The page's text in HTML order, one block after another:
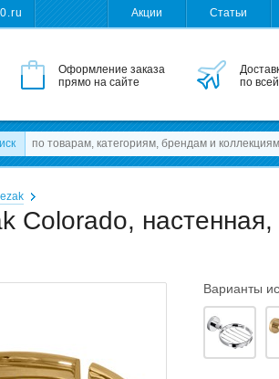
Акции Статьи
Оформление заказа
прямо на сайте
по
Colorado, настенная,
Варианты